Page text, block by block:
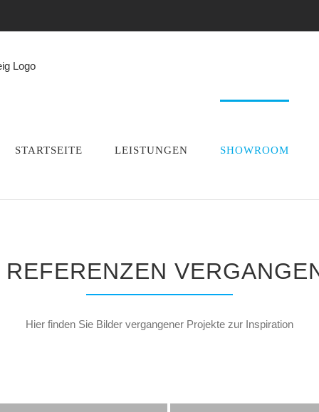
STARTSEITE LEISTUNGEN SHOWROOM
Hier finden Sie Bilder vergangener Projekte zur Inspiration